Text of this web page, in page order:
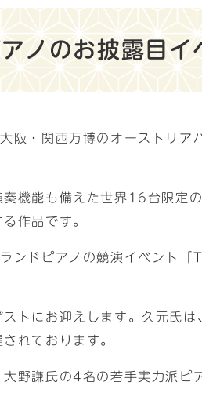
ノのお披露目イ
阪・関西万博のオーストリア
機能も備えた世界16台限定
作品です。
ランドピアノの競演イベン
トにお迎えします。久元氏
れております。
野謙氏の4名の若手実力派ピ